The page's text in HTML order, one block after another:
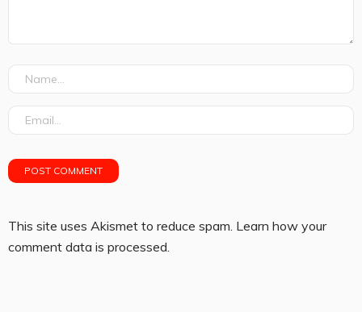
This site uses Akismet to reduce spam. Learn how your
comment data is processed.